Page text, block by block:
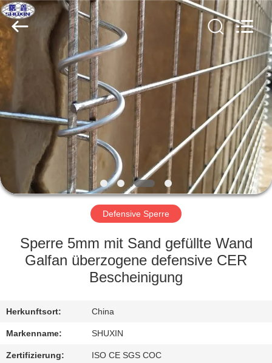
HEIM
PRODUKTE
ÜBER
UNS
WERKSBESICHTIGUNG
QUALITÄTSKONTROLLE
UNS
NACHRICHTEN
Wire
Mesh
Ltd..
All
Rights
Reserved.
Defensive Sperre
Sperre 5mm mit Sand gefüllte Wand
Galfan überzogene defensive CER
Bescheinigung
Herkunftsort: China
Markenname: SHUXIN
Zertifizierung: ISO CE SGS COC